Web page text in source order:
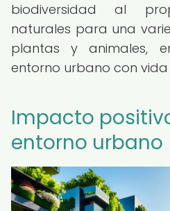
biodiversidad al
naturales para una
plantas y animales,
entorno urbano con
Impacto
entorno urbano